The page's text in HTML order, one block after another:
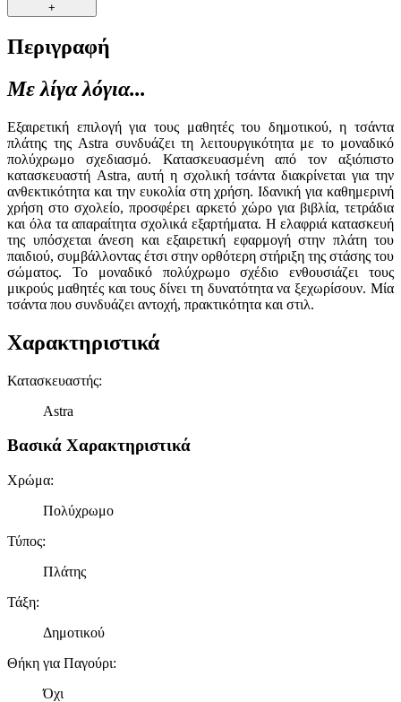
+
Περιγραφή
Με λίγα λόγια...
Εξαιρετική επιλογή για τους μαθητές του δημοτικού, η τσάντα
πλάτης της Astra συνδυάζει τη λειτουργικότητα με το μοναδικό
πολύχρωμο σχεδιασμό. Κατασκευασμένη από τον αξιόπιστο
κατασκευαστή Astra, αυτή η σχολική τσάντα διακρίνεται για την
ανθεκτικότητα και την ευκολία στη χρήση. Ιδανική για καθημερινή
χρήση στο σχολείο, προσφέρει αρκετό χώρο για βιβλία, τετράδια
και όλα τα απαραίτητα σχολικά εξαρτήματα. Η ελαφριά κατασκευή
της υπόσχεται άνεση και εξαιρετική εφαρμογή στην πλάτη του
παιδιού, συμβάλλοντας έτσι στην ορθότερη στήριξη της στάσης του
σώματος. Το μοναδικό πολύχρωμο σχέδιο ενθουσιάζει τους
μικρούς μαθητές και τους δίνει τη δυνατότητα να ξεχωρίσουν. Μία
τσάντα που συνδυάζει αντοχή, πρακτικότητα και στιλ.
Χαρακτηριστικά
Κατασκευαστής:
Astra
Βασικά Χαρακτηριστικά
Χρώμα:
Πολύχρωμο
Τύπος:
Πλάτης
Τάξη:
Δημοτικού
Θήκη για Παγούρι:
Όχι